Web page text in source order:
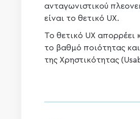
ανταγωνιστικού
είναι το θετικό UX.
To θετικό UX απορρέει
το βαθμό ποιότητας
της Χρηστικότητας